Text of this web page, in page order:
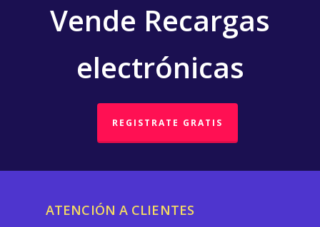
Vende Recargas
electrónicas
REGISTRATE GRATIS
ATENCIÓN A CLIENTES